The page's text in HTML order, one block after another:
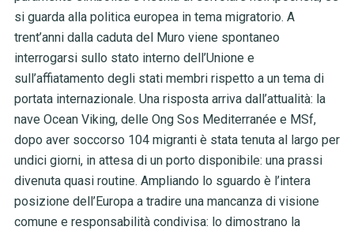
si guarda alla politica europea in tema migratorio. A
trent’anni dalla caduta del Muro viene spontaneo
interrogarsi sullo stato interno dell’Unione e
sull’affiatamento degli stati membri rispetto a un tema di
portata internazionale. Una risposta arriva dall’attualità: la
nave Ocean Viking, delle Ong Sos Mediterranée e MSf,
dopo aver soccorso 104 migranti è stata tenuta al largo per
undici giorni, in attesa di un porto disponibile: una prassi
divenuta quasi routine. Ampliando lo sguardo è l’intera
posizione dell’Europa a tradire una mancanza di visione
comune e responsabilità condivisa: lo dimostrano la